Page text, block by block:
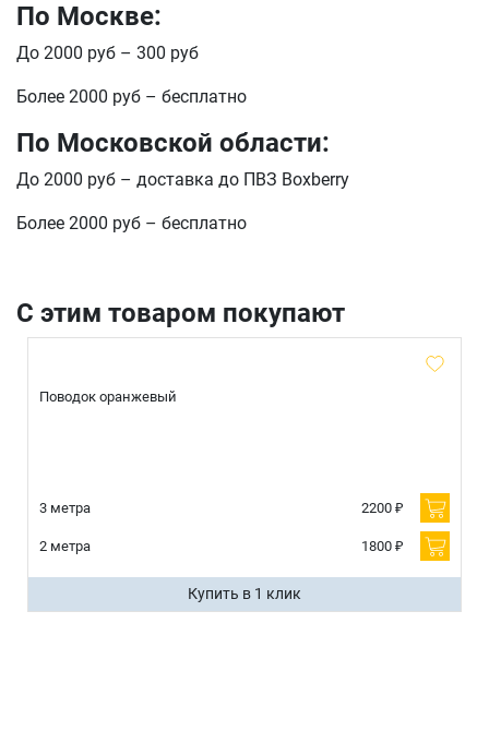
По Москве:
До 2000 руб – 300 руб
Более 2000 руб – бесплатно
По Московской области:
До 2000 руб – доставка до ПВЗ Boxberry
Более 2000 руб – бесплатно
С этим товаром покупают
Поводок оранжевый
3 метра 2200 ₽
2 метра 1800 ₽
Купить в 1 клик